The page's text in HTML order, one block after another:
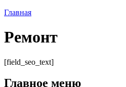
Главная
Ремонт
[field_seo_text]
Главное меню